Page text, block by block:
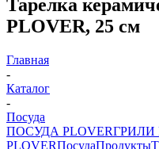
Тарелка
PLOVER, 25 см
Главная
-
Каталог
-
Посуда
ПОСУДА PLOVERГРИЛИ
PLOVERПосудаПродукты